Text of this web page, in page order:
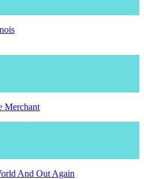
Merchant
And Out Again